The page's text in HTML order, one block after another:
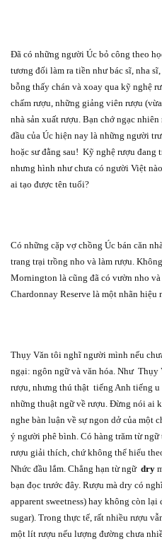
Đã có những người Úc bỏ công theo
tương đối làm ra tiền như bác sĩ, nha
bỗng thấy chán và xoay qua kỹ nghệ
chấm rượu, những giảng viên rượu
nhà sản xuất rượu. Bạn chớ ngạc
đầu của Úc hiện nay là những người
hoặc sư đằng sau! Kỹ nghệ rượu đang
nhưng hình như chưa có người Việt
ai tạo được tên tuổi?
Có những cặp vợ chồng Úc bán căn
trang trại trồng nho và làm rượu.
Mornington là cũng đã có vườn nho
Chardonnay Reserve là một nhãn
Thụy Văn tôi nghĩ người mình nếu
ngại: ngôn ngữ và văn hóa. Như Thụy
rượu, nhưng thú thật tiếng Anh tiếng u
những thuật ngữ về rượu. Đừng nói ai
nghe bàn luận về sự ngon dở của một
ý người phê bình. Có hàng trăm từ
rượu giải thích, chứ không thể hiểu
Nhức đầu lắm. Chẳng hạn từ ngữ dry
bạn đọc trước đây. Rượu mà dry có
apparent sweetness) hay không còn
sugar). Trong thực tế, rất nhiều rượu
một lít rượu nếu lượng đường chưa